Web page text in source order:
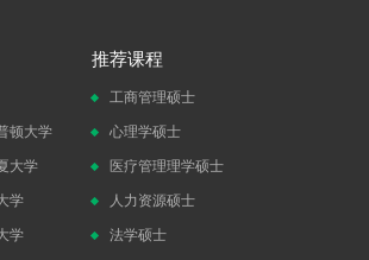
顿大学
大学
学
学
推荐课程
工商管理硕士
心理学硕士
医疗管理理学硕士
人力资源硕士
法学硕士